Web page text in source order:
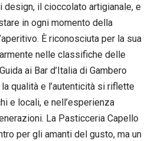
il cioccolato artigianale, e
in ogni momento della
È riconosciuta per la sua
nelle classifiche delle
ai Bar d’Italia di Gambero
qualità e l’autenticità si riflette
e locali, e nell’esperienza
La Pasticceria Capello
per gli amanti del gusto, ma un